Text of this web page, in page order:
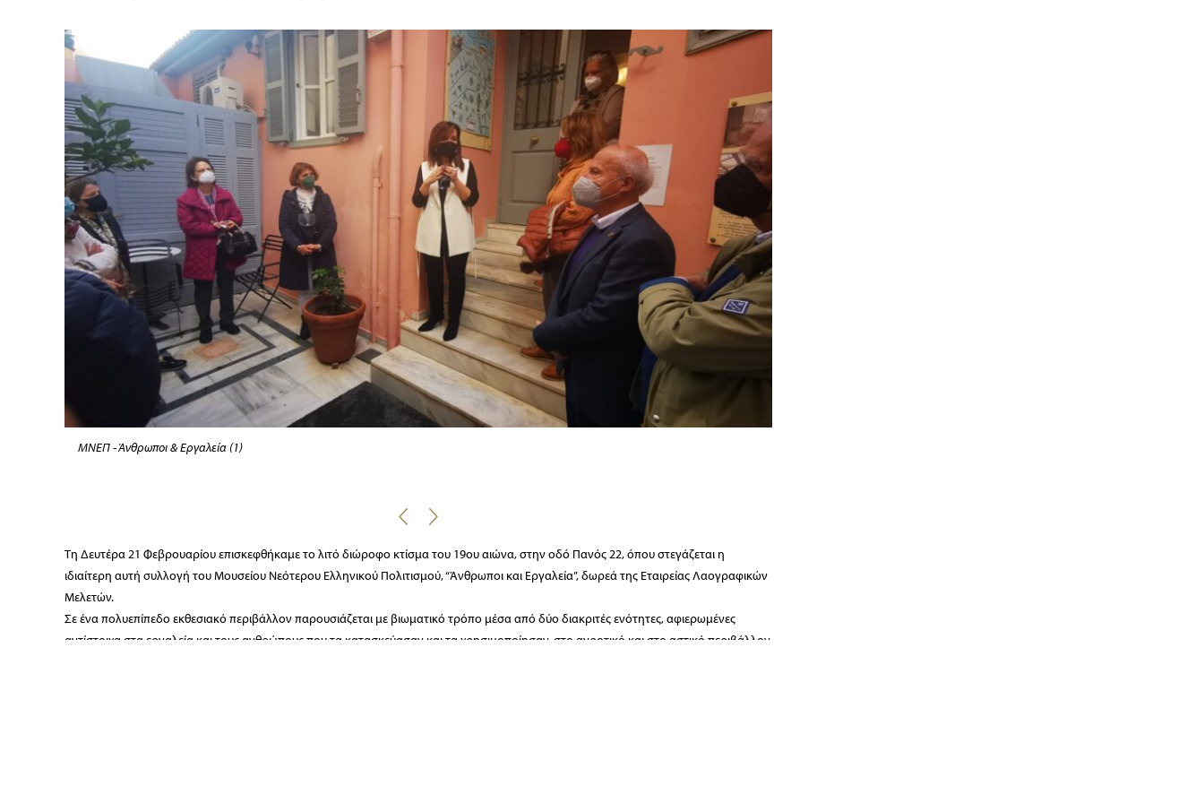
ΜΝΕΠ - Άνθρωποι & Εργαλεία (1)
Τη Δευτέρα 21 Φεβρουαρίου επισκεφθήκαμε το λιτό διώροφο κτίσμα του 19ου αιώνα, στην οδό Πανός 22, όπου στεγάζεται η
ιδιαίτερη αυτή συλλογή του Μουσείου Νεότερου Ελληνικού Πολιτισμού, “Άνθρωποι και Εργαλεία”, δωρεά της Εταιρείας Λαογραφικών
Μελετών.
Σε ένα πολυεπίπεδο εκθεσιακό περιβάλλον παρουσιάζεται με βιωματικό τρόπο μέσα από δύο διακριτές ενότητες, αφιερωμένες
αντίστοιχα στα εργαλεία και τους ανθρώπους που τα κατασκεύασαν και τα χρησιμοποίησαν, στο αγροτικό και στο αστικό περιβάλλον.